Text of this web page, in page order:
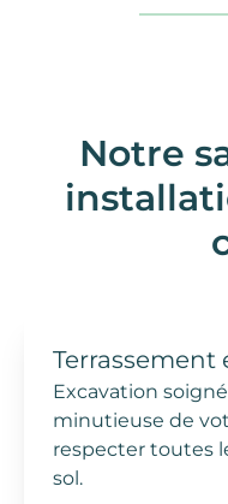
Notre
Terrassement
Excavation
minutieuse de
respecter toutes
sol.